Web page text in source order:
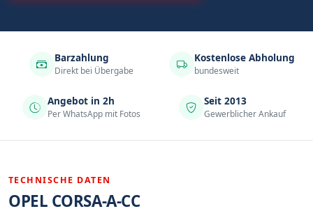
Barzahlung
Direkt bei Übergabe
Kostenlose Abholung
bundesweit
Angebot in 2h
Per WhatsApp mit Fotos
Seit 2013
Gewerblicher Ankauf
TECHNISCHE DATEN
OPEL CORSA-A-CC